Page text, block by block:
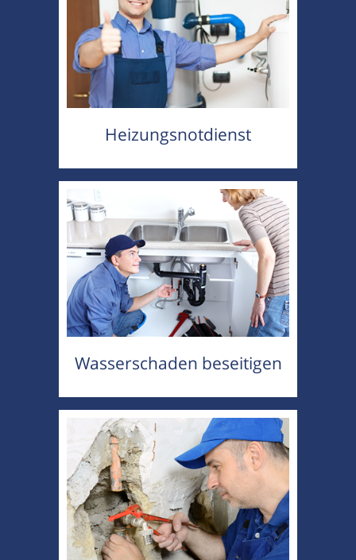
Heizungsnotdienst
Wasserschaden beseitigen